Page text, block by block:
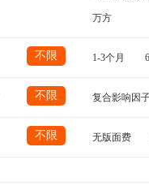
万方
不限 1-3个月
不限 复合影响因
不限 无版面费